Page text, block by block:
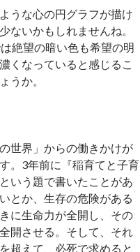
うな心の円グラフが描け
ないかもしれませんね。
絶望の暗い色も希望の明
くなっていると感じるこ
うか。
世界」からの働きかけが
。3年前に『稲育てと子育
う題で書いたことがあ
とか、生存の危険がある
に生命力が全開し、その
開させる。そして、それ
超えて、必死で求めると